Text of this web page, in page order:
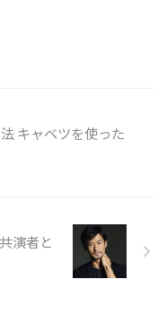
キャベツを使った
演者と